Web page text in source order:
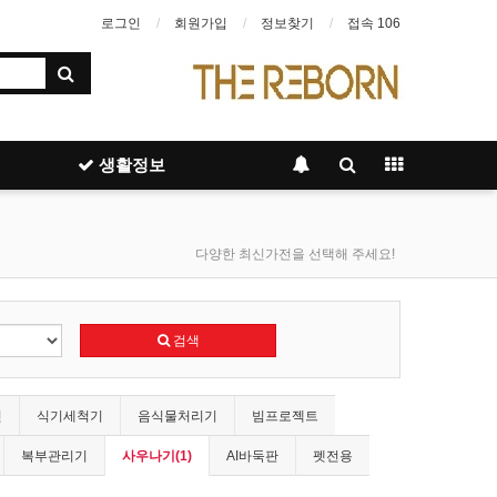
로그인 회원가입 정보찾기 접속 106
생활정보
다양한 최신가전을 선택해 주세요!
검색
식기세척기 음식물처리기 빔프로젝트
복부관리기 사우나기(1) AI바둑판 펫전용